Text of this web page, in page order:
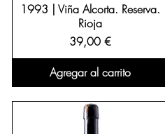
1993 | Viña Alcorta. Reserva.
Rioja
Precio
39,00 €
Agregar al carrito